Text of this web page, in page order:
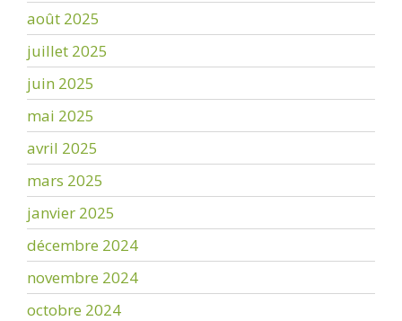
août 2025
juillet 2025
juin 2025
mai 2025
avril 2025
mars 2025
janvier 2025
décembre 2024
novembre 2024
octobre 2024